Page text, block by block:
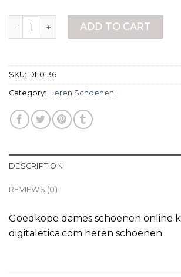
heren schoenen quantityADD TO CART
SKU: DI-0136
Category: Heren Schoenen
DESCRIPTION
REVIEWS (0)
Goedkope dames schoenen online
digitaletica.com heren schoenen